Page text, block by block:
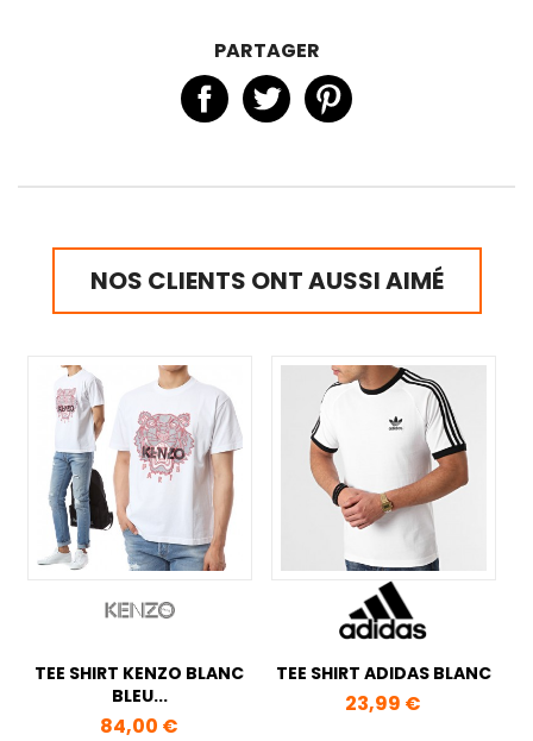
PARTAGER
NOS CLIENTS ONT AUSSI AIMÉ
TEE SHIRT KENZO BLANC
BLEU...
Prix
84,00 €
TEE SHIRT ADIDAS BLANC
Prix
23,99 €